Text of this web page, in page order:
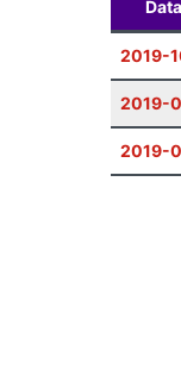
Data
2019-
2019-
2019-